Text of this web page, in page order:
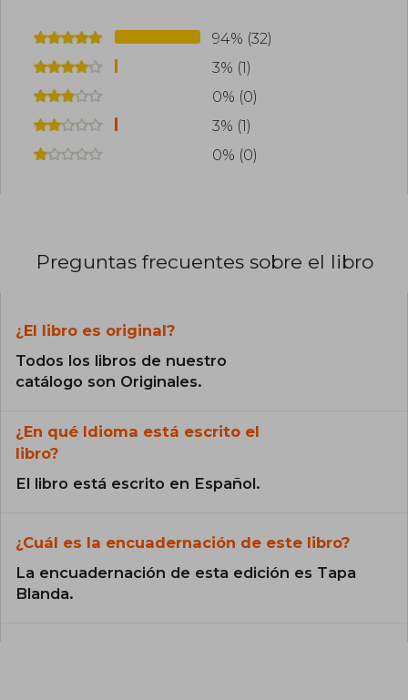
94% (32)
3% (1)
0% (0)
3% (1)
0% (0)
Preguntas frecuentes sobre el libro
¿El libro es original?
Todos los libros de nuestro
catálogo son Originales.
¿En qué Idioma está escrito el
libro?
El libro está escrito en Español.
¿Cuál es la encuadernación de este libro?
La encuadernación de esta edición es Tapa
Blanda.